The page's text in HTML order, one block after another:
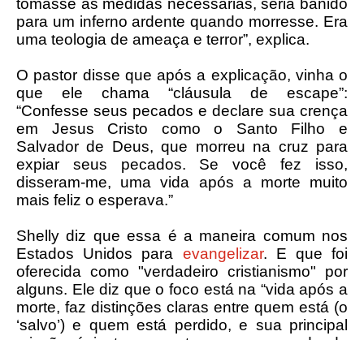
tomasse as medidas necessárias, seria banido
para um inferno ardente quando morresse. Era
uma teologia de ameaça e terror”, explica.
O pastor disse que após a explicação, vinha o
que ele chama “cláusula de escape”:
“Confesse seus pecados e declare sua crença
em Jesus Cristo como o Santo Filho e
Salvador de Deus, que morreu na cruz para
expiar seus pecados. Se você fez isso,
disseram-me, uma vida após a morte muito
mais feliz o esperava.”
Shelly diz que essa é a maneira comum nos
Estados Unidos para evangelizar. E que foi
oferecida como "verdadeiro cristianismo" por
alguns. Ele diz que o foco está na “vida após a
morte, faz distinções claras entre quem está (o
‘salvo’) e quem está perdido, e sua principal